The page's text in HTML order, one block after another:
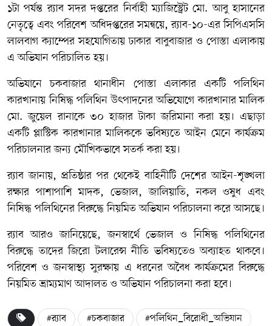
১টা পর্যন্ত র‍্যাব সদর দপ্তরের নির্বাহী ম্যাজিস্ট্রেট মো. আবু হাসানের
নেতৃত্বে এবং পরিবেশ অধিদপ্তরের সমন্বয়ে, র‍্যাব-১০-এর সিপিএসসি
লালবাগ ক্যাম্পের সহযোগিতায় ঢাকার বাবুবাজার ও পোস্তা এলাকায়
এ অভিযান পরিচালিত হয়।
অভিযানে চকবাজার থানাধীন পোস্তা এলাকার একটি পলিথিন
কারখানায় নিষিদ্ধ পলিথিন উৎপাদনের অভিযোগে কারখানার মালিক
মো. জুয়েল রানাকে ৩০ হাজার টাকা জরিমানা করা হয়। এছাড়া
একটি প্লাস্টিক কারখানার মালিককে ভবিষ্যতে আইন মেনে কার্যক্রম
পরিচালনার জন্য মৌখিকভাবে সতর্ক করা হয়।
র‍্যাব জানায়, প্রতিষ্ঠার পর থেকেই বাহিনীটি দেশের আইন-শৃঙ্খলা
রক্ষার পাশাপাশি মাদক, ভেজাল, জালিয়াতি, নকল ওষুধ এবং
নিষিদ্ধ পলিথিনের বিরুদ্ধে নিয়মিত অভিযান পরিচালনা করে আসছে।
র‍্যাব আরও জানিয়েছে, জনস্বার্থে ভেজাল ও নিষিদ্ধ পলিথিনের
বিরুদ্ধে তাদের জিরো টলারেন্স নীতি ভবিষ্যতেও অব্যাহত থাকবে।
পরিবেশ ও জনস্বাস্থ্য সুরক্ষায় এ ধরনের অবৈধ কার্যক্রমের বিরুদ্ধে
নিয়মিত ভ্রাম্যমাণ আদালত ও অভিযান পরিচালনা করা হবে।
#র‍্যাব #চকবাজার #পলিথিন_বিরোধী_অভিযান